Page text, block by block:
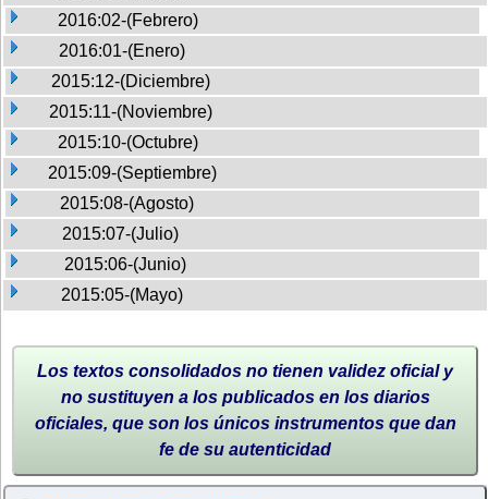
2016:02-(Febrero)
2016:01-(Enero)
2015:12-(Diciembre)
2015:11-(Noviembre)
2015:10-(Octubre)
2015:09-(Septiembre)
2015:08-(Agosto)
2015:07-(Julio)
2015:06-(Junio)
2015:05-(Mayo)
Los textos consolidados no tienen validez oficial y
no sustituyen a los publicados en los diarios
oficiales, que son los únicos instrumentos que dan
fe de su autenticidad